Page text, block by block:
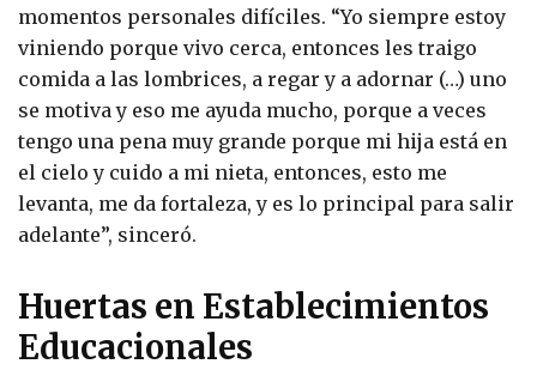
momentos personales difíciles. “Yo siempre estoy
viniendo porque vivo cerca, entonces les traigo
comida a las lombrices, a regar y a adornar (…) uno
se motiva y eso me ayuda mucho, porque a veces
tengo una pena muy grande porque mi hija está en
el cielo y cuido a mi nieta, entonces, esto me
levanta, me da fortaleza, y es lo principal para salir
adelante”, sinceró.
Huertas en Establecimientos
Educacionales